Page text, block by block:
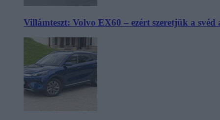
Villámteszt: Volvo EX60 – ezért szeretjük a svéd